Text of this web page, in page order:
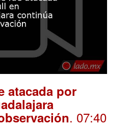
atacada por
. 07:40